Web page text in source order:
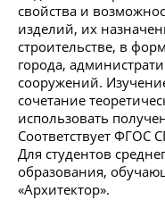
свойства и
изделий, их
строительстве, в
города,
сооружений.
сочетание
использовать
Соответствует ФГОС
Для студентов
образования,
«Архитектор».